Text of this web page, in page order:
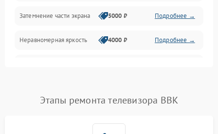
Механические повреждения
Программное обеспечение
Сеть и подключения
Затемнение части экрана 5000 ₽ Подробнее →
Неравномерная яркость 4000 ₽ Подробнее →
Этапы ремонта телевизора BBK